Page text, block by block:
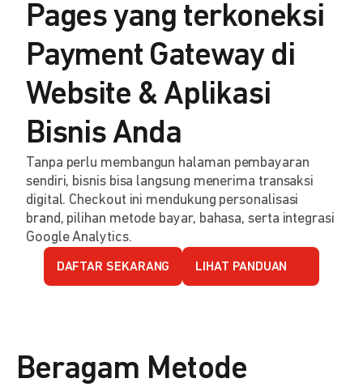
Pages yang terkoneksi
Payment Gateway di
Website & Aplikasi
Bisnis Anda
Tanpa perlu membangun halaman pembayaran
sendiri, bisnis bisa langsung menerima transaksi
digital. Checkout ini mendukung personalisasi
brand, pilihan metode bayar, bahasa, serta integrasi
Google Analytics.
DAFTAR SEKARANG LIHAT PANDUAN
Beragam Metode